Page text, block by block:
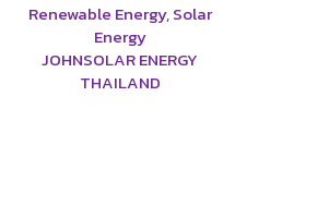
Renewable Energy,Solar
Energy
JOHNSOLAR ENERGY
THAILAND